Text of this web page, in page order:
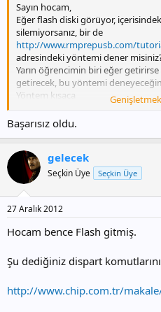
Sayın hocam,
Eğer flash diski görüyor,
silemiyorsanız, bir de
http://www.rmprepusb.com/
adresindeki yöntemi dener
Yarın öğrencimin biri eğer
getirecek, bu yöntemi
Yöntem kısaca
Başlat/Çalıştır/CMD yazıp, üzerine
diyerek çalıştırın.
DISKPART
LIS DIS
yazıp, diskleri görüntüleyin.
SEL DIS numara
yazıp, enter.
Diski seçmiş olursunuz. Doğru
veri kaybına uğrayabilirsiniz.
DET DIS
ayarı Evet ise, problem bundan
Düzeltmek için
ATT DIS CLEAR READONLY
yazıp, enter.
Başarısız oldu.
gelecek
Seçkin Üye Seçkin Üye
27 Aralık 2012
Hocam bence Flash gitmiş.
Şu dediğiniz dispart
http://www.chip.com.tr/